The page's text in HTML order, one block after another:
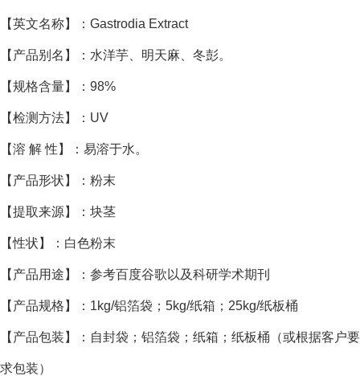
【英文名称】：Gastrodia Extract
【产品别名】：水洋芋、明天麻、冬彭。
【规格含量】：98%
【检测方法】：UV
【溶 解 性】：易溶于水。
【产品形状】：粉末
【提取来源】： 块茎
【性状】：白色粉末
【产品用途】：参考百度谷歌以及科研学术期刊
【产品规格】：1kg/铝箔袋；5kg/纸箱；25kg/纸板桶
【产品包装】：自封袋；铝箔袋；纸箱；纸板桶（或根据客户要
求包装）